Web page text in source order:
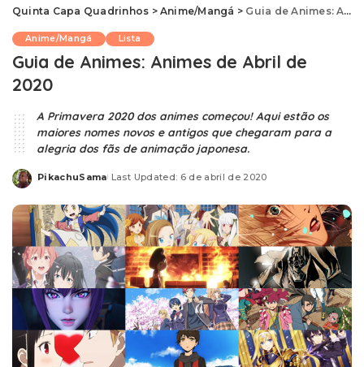
Quinta Capa Quadrinhos >Anime/Mangá > Guia de Animes: Animes de Abril de 2020
Anime/Mangá Lista
Guia de Animes: Animes de Abril de
2020
A Primavera 2020 dos animes começou! Aqui estão os
maiores nomes novos e antigos que chegaram para a
alegria dos fãs de animação japonesa.
Posted
PikachuSama Last Updated: 6 de abril de 2020